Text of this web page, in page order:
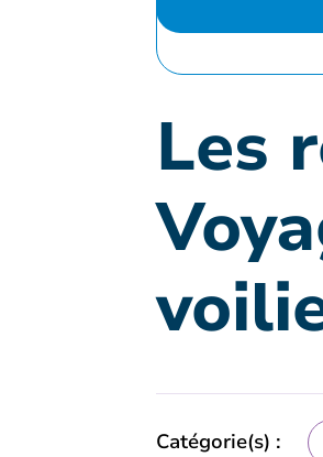
Les
Catégorie(s) :